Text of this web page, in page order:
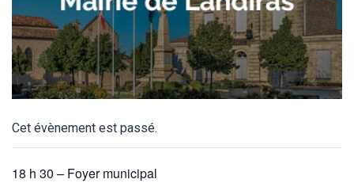
Cet évènement est passé.
18 h 30 – Foyer municipal